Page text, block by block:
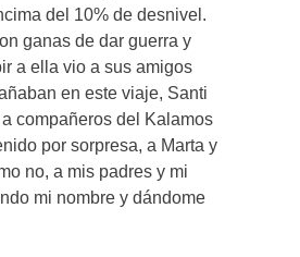
del 10% de desnivel.
ganas de dar guerra y
a ella vio a sus amigos
en este viaje, Santi
compañeros del Kalamos
por sorpresa, a Marta y
no, a mis padres y mi
mi nombre y dándome